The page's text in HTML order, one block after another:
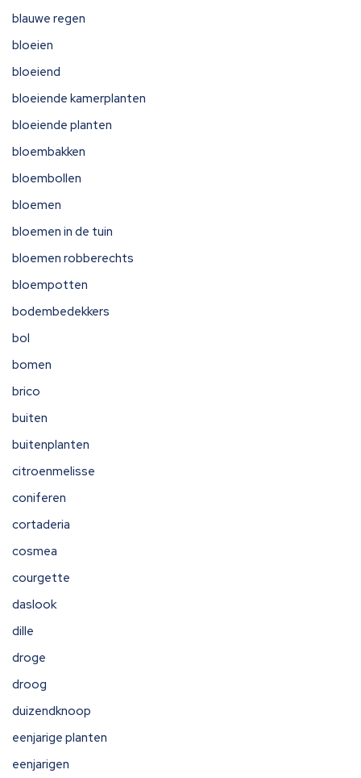
blauwe regen
bloeien
bloeiend
bloeiende kamerplanten
bloeiende planten
bloembakken
bloembollen
bloemen
bloemen in de tuin
bloemen robberechts
bloempotten
bodembedekkers
bol
bomen
brico
buiten
buitenplanten
citroenmelisse
coniferen
cortaderia
cosmea
courgette
daslook
dille
droge
droog
duizendknoop
eenjarige planten
eenjarigen